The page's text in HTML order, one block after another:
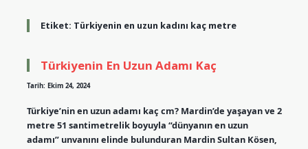
Etiket: Türkiyenin en uzun kadını kaç metre
Türkiyenin En Uzun Adamı Kaç
Tarih: Ekim 24, 2024
Türkiye’nin en uzun adamı kaç cm? Mardin’de yaşayan ve 2
metre 51 santimetrelik boyuyla “dünyanın en uzun
adamı” unvanını elinde bulunduran Mardin Sultan Kösen,